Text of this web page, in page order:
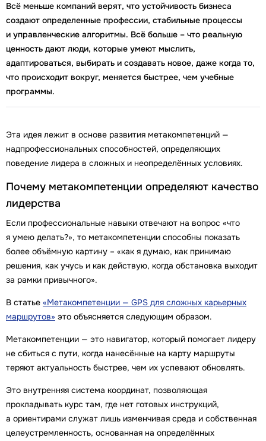
Всё меньше компаний верят, что устойчивость бизнеса
создают определенные профессии, стабильные процессы
и управленческие алгоритмы. Всё больше – что реальную
ценность дают люди, которые умеют мыслить,
адаптироваться, выбирать и создавать новое, даже когда то,
что происходит вокруг, меняется быстрее, чем учебные
программы.
Эта идея лежит в основе развития метакомпетенций —
надпрофессиональных способностей, определяющих
поведение лидера в сложных и неопределённых условиях.
Почему метакомпетенции определяют качество
лидерства
Если профессиональные навыки отвечают на вопрос «что
я умею делать?», то метакомпетенции способны показать
более объёмную картину – «как я думаю, как принимаю
решения, как учусь и как действую, когда обстановка выходит
за рамки привычного».
В статье «Метакомпетенции — GPS для сложных карьерных
маршрутов» это объясняется следующим образом.
Метакомпетенции — это навигатор, который помогает лидеру
не сбиться с пути, когда нанесённые на карту маршруты
теряют актуальность быстрее, чем их успевают обновлять.
Это внутренняя система координат, позволяющая
прокладывать курс там, где нет готовых инструкций,
а ориентирами служат лишь изменчивая среда и собственная
целеустремленность, основанная на определённых